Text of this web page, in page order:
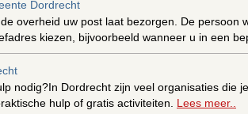
Dordrecht
overheid uw post laat bezorgen. De
kiezen, bijvoorbeeld wanneer u in een
nodig?In Dordrecht zijn veel organisaties die
hulp of gratis activiteiten. Lees meer..